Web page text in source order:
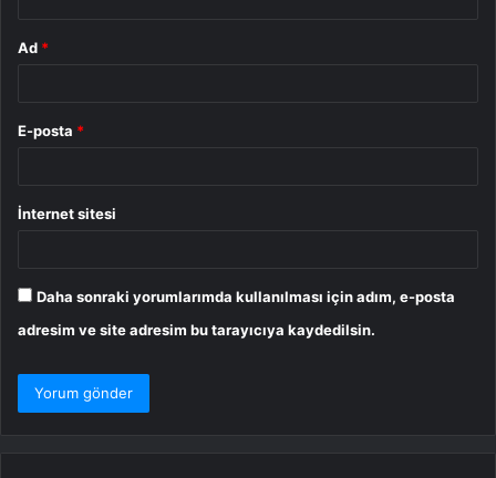
Ad *
E-posta *
İnternet sitesi
Daha sonraki yorumlarımda kullanılması için adım, e-posta
adresim ve site adresim bu tarayıcıya kaydedilsin.